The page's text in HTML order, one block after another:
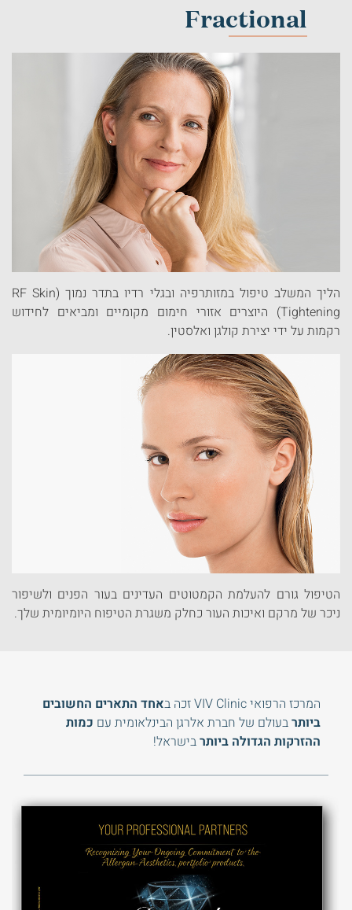
Fractional
הליך המשלב טיפול במזותרפיה ובגלי רדיו בתדר נמוך (RF Skin
Tightening) היוצרים אזורי חימום מקומיים ומביאים לחידוש
רקמות על ידי יצירת קולגן ואלסטין.
הטיפול גורם להעלמת הקמטוטים העדינים בעור הפנים ולשיפור
ניכר של מרקם ואיכות העור כחלק משגרת הטיפוח היומיומית שלך.
המרכז הרפואי VIV Clinic זכה באחד התארים החשובים
ביותרבעולם של חברת אלרגן הבינלאומית עם כמות
ההזרקות הגדולה ביותרבישראל!